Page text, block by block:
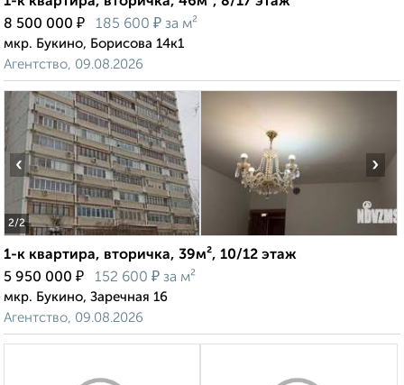
8 500 000 ₽ 185 600 ₽ за м²
мкр. Букино, Борисова 14к1
Агентство, 09.08.2026
2/2
‹ ›
1-к квартира, вторичка, 39м², 10/12 этаж
5 950 000 ₽ 152 600 ₽ за м²
мкр. Букино, Заречная 16
Агентство, 09.08.2026